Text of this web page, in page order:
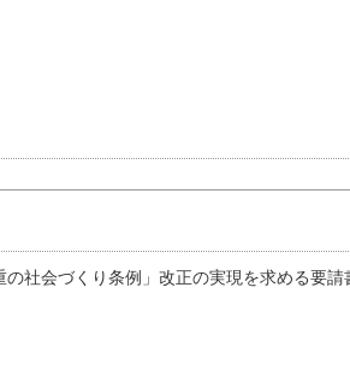
社会づくり条例」改正の実現を求める要